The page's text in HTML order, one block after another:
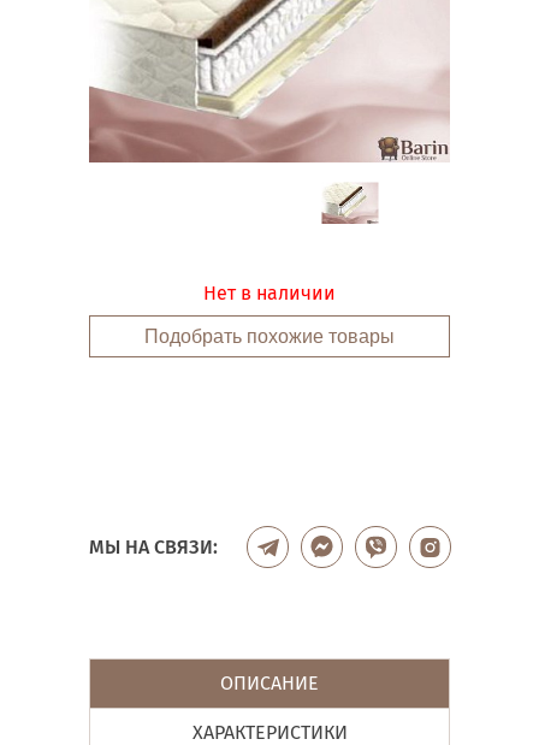
Нет в наличии
Подобрать похожие товары
МЫ НА СВЯЗИ:
ОПИСАНИЕ
ХАРАКТЕРИСТИКИ